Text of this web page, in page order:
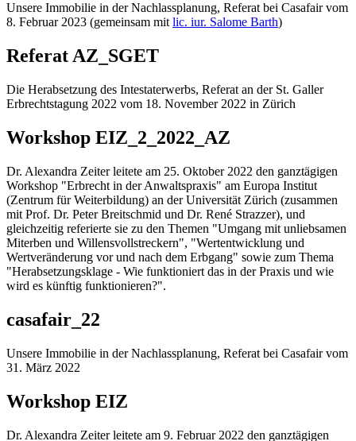
Unsere Immobilie in der Nachlassplanung, Referat bei Casafair vom
8. Februar 2023 (gemeinsam mitlic. iur. Salome Barth)
Referat AZ_SGET
Die Herabsetzung des Intestaterwerbs, Referat an der St. Galler
Erbrechtstagung 2022 vom 18. November 2022 in Zürich
Workshop EIZ_2_2022_AZ
Dr. Alexandra Zeiter leitete am 25. Oktober 2022 den ganztägigen
Workshop "Erbrecht in der Anwaltspraxis" am Europa Institut
(Zentrum für Weiterbildung) an der Universität Zürich (zusammen
mit Prof. Dr. Peter Breitschmid und Dr. René Strazzer), und
gleichzeitig referierte sie zu den Themen "Umgang mit unliebsamen
Miterben und Willensvollstreckern", "Wertentwicklung und
Wertveränderung vor und nach dem Erbgang" sowie zum Thema
"Herabsetzungsklage - Wie funktioniert das in der Praxis und wie
wird es künftig funktionieren?".
casafair_22
Unsere Immobilie in der Nachlassplanung, Referat bei Casafair vom
31. März 2022
Workshop EIZ
Dr. Alexandra Zeiter leitete am 9. Februar 2022 den ganztägigen